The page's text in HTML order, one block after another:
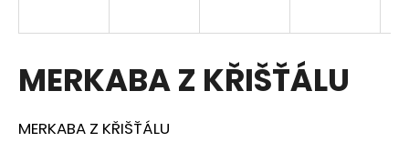
MERKABA Z KŘIŠŤÁLU
MERKABA Z KŘIŠŤÁLU
í
t
?